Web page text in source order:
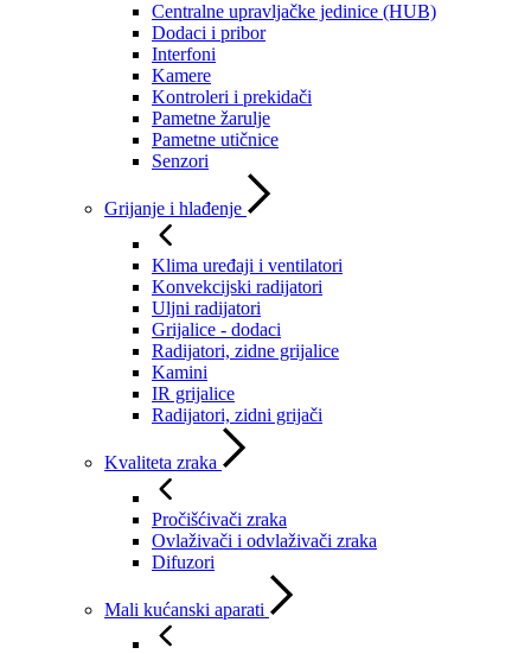
Centralne upravljačke jedinice (HUB)
Dodaci i pribor
Interfoni
Kamere
Kontroleri i prekidači
Pametne žarulje
Pametne utičnice
Senzori
Grijanje i hlađenje
Klima uređaji i ventilatori
Konvekcijski radijatori
Uljni radijatori
Grijalice - dodaci
Radijatori, zidne grijalice
Kamini
IR grijalice
Radijatori, zidni grijači
Kvaliteta zraka
Pročišćivači zraka
Ovlaživači i odvlaživači zraka
Difuzori
Mali kućanski aparati